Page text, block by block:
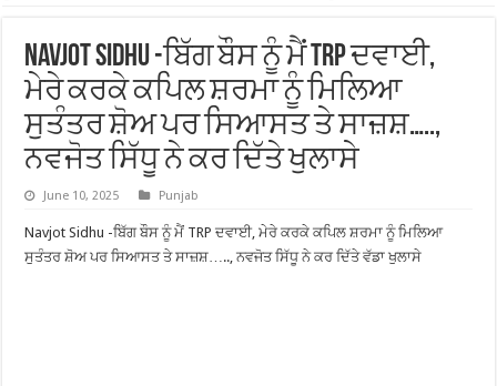
Navjot Sidhu -ਬਿੱਗ ਬੌਸ ਨੂੰ ਮੈਂ TRP ਦਵਾਈ,
ਮੇਰੇ ਕਰਕੇ ਕਪਿਲ ਸ਼ਰਮਾ ਨੂੰ ਮਿਲਿਆ
ਸੁਤੰਤਰ ਸ਼ੋਅ ਪਰ ਸਿਆਸਤ ਤੇ ਸਾਜ਼ਸ਼…..,
ਨਵਜੋਤ ਸਿੱਧੂ ਨੇ ਕਰ ਦਿੱਤੇ ਖੁਲਾਸੇ
June 10, 2025 Punjab
Navjot Sidhu -ਬਿੱਗ ਬੌਸ ਨੂੰ ਮੈਂ TRP ਦਵਾਈ, ਮੇਰੇ ਕਰਕੇ ਕਪਿਲ ਸ਼ਰਮਾ ਨੂੰ ਮਿਲਿਆ
ਸੁਤੰਤਰ ਸ਼ੋਅ ਪਰ ਸਿਆਸਤ ਤੇ ਸਾਜ਼ਸ਼….., ਨਵਜੋਤ ਸਿੱਧੂ ਨੇ ਕਰ ਦਿੱਤੇ ਵੱਡਾ ਖੁਲਾਸੇ